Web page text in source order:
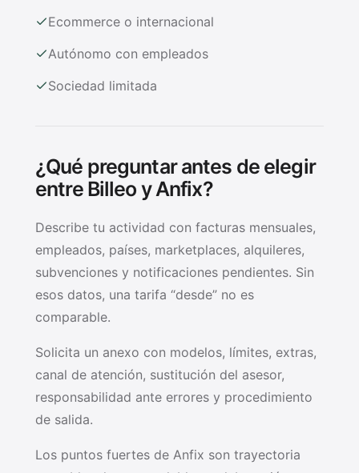
Ecommerce o internacional
Autónomo con empleados
Sociedad limitada
¿Qué preguntar antes de elegir
entre Billeo y Anfix?
Describe tu actividad con facturas mensuales,
empleados, países, marketplaces, alquileres,
subvenciones y notificaciones pendientes. Sin
esos datos, una tarifa “desde” no es
comparable.
Solicita un anexo con modelos, límites, extras,
canal de atención, sustitución del asesor,
responsabilidad ante errores y procedimiento
de salida.
Los puntos fuertes de Anfix son trayectoria